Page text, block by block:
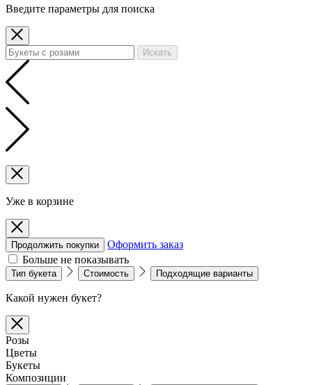
Введите параметры для поиска
Искать
Уже в корзине
Продолжить покупки
Оформить заказ
Больше не показывать
Тип букета Стоимость Подходящие варианты
Какой нужен букет?
Розы
Цветы
Букеты
Композиции